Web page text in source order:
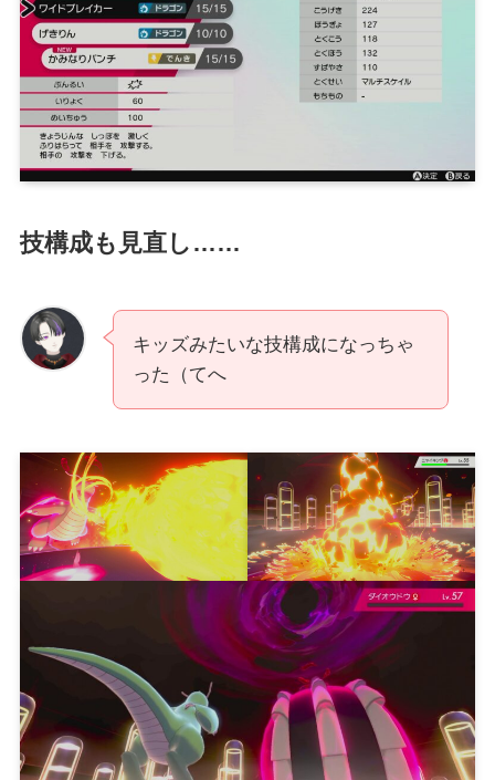
技構成も見直し……
キッズみたいな技構成になっちゃ
った（てへ